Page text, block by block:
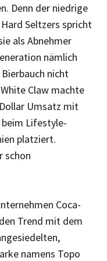
Denn der niedrige
Seltzers spricht
als Abnehmer
nämlich
nicht
Claw machte
Umsatz mit
Lifestyle-
platziert.
schon
Coca-
Trend mit dem
namens Topo